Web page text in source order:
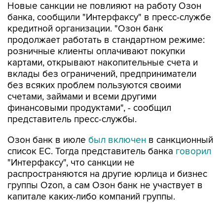
Новые санкции не повлияют на работу Озон
банка, сообщили "Интерфаксу" в пресс-службе
кредитной организации. "Озон банк
продолжает работать в стандартном режиме:
розничные клиенты оплачивают покупки
картами, открывают накопительные счета и
вклады без ограничений, предприниматели
без всяких проблем пользуются своими
счетами, займами и всеми другими
финансовыми продуктами", - сообщил
представитель пресс-службы.
Озон банк в июле был включен в санкционный
список ЕС. Тогда представитель банка говорил
"Интерфаксу", что санкции не
распространяются на другие юрлица и бизнес
группы Ozon, а сам Озон банк не участвует в
капитале каких-либо компаний группы.